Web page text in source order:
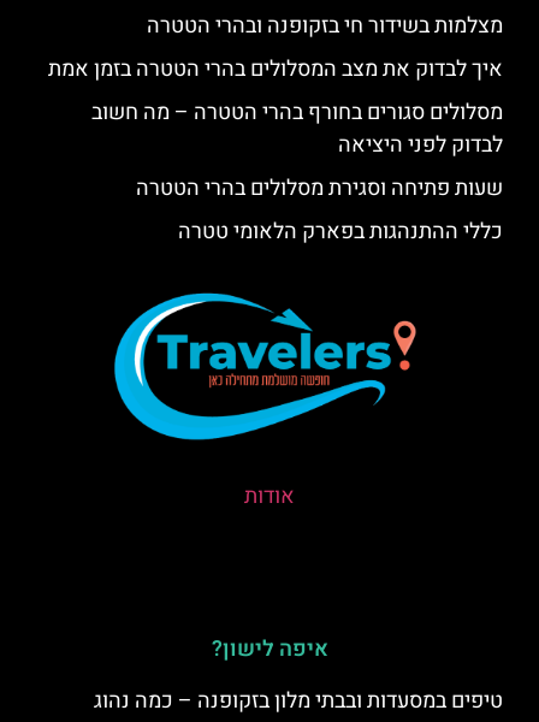
מצלמות בשידור חי בזקופנה ובהרי הטטרה
איך לבדוק את מצב המסלולים בהרי הטטרה בזמן אמת
מסלולים סגורים בחורף בהרי הטטרה – מה חשוב
לבדוק לפני היציאה
שעות פתיחה וסגירת מסלולים בהרי הטטרה
כללי ההתנהגות בפארק הלאומי טטרה
אודות
איפה לישון?
טיפים במסעדות ובבתי מלון בזקופנה – כמה נהוג